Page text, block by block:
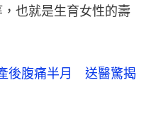
也就是生育女性的壽
後腹痛半月 送醫驚揭